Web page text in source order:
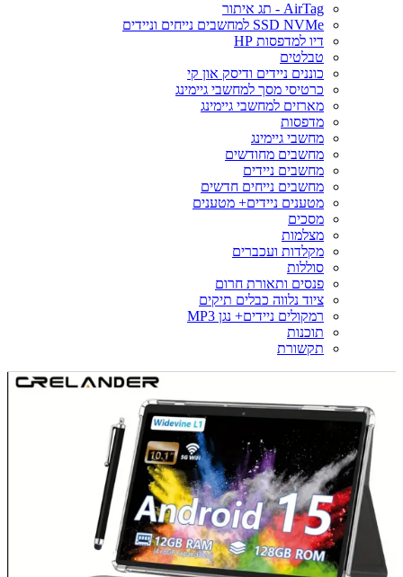
AirTag - תג איתור
SSD NVMe למחשבים נייחים וניידים
דיו למדפסות HP
טבלטים
כוננים ניידים ודיסק און קי
כרטיסי מסך למחשבי גיימינג
מארזים למחשבי גיימינג
מדפסות
מחשבי גיימינג
מחשבים מחודשים
מחשבים ניידים
מחשבים נייחים חדשים
מטענים ניידים+ מטענים
מסכים
מצלמות
מקלדות ועכברים
סוללות
פנסים ותאורת חרום
ציוד נלווה כבלים תיקים
רמקולים ניידים+ נגן MP3
תוכנות
תקשורת